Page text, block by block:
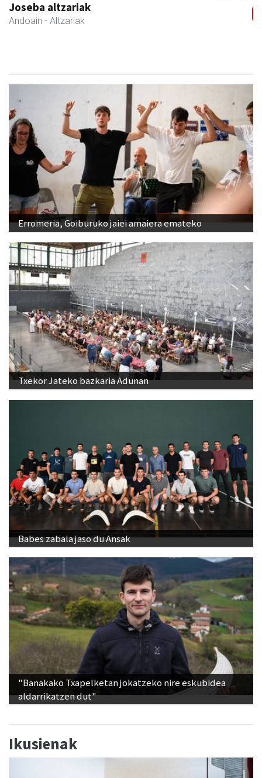
Joseba altzariak
Andoain - Altzariak
Erromeria, Goiburuko jaiei amaiera emateko
Txekor Jateko bazkaria Adunan
Babes zabala jaso du Ansak
"Banakako Txapelketan jokatzeko nire eskubidea
aldarrikatzen dut"
Ikusienak